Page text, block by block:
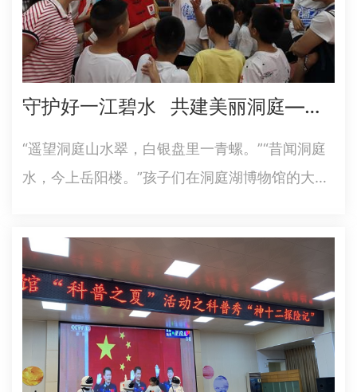
守护好一江碧水 共建美丽洞庭—岳阳市科技馆 “科普之夏”亲子研学活动走进洞庭湖博物馆
“遥望洞庭山水翠，白银盘里一青螺。”“昔闻洞庭
水，今上岳阳楼。”孩子们在洞庭湖博物馆的大厅
活，引导青少年从小树立保护生态环境的意识。7
月17日上午，市科技馆联合洞庭湖博物馆开展“科
普之夏”亲子研学活…